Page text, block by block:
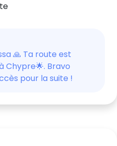
🙏 Ta route est
Chypre🌟. Bravo
pour la suite !